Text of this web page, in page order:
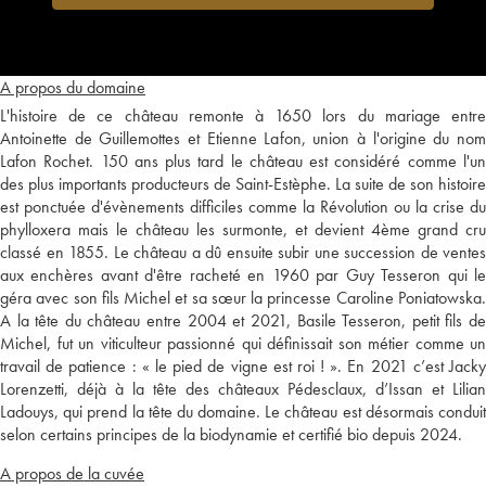
A propos du domaine
L'histoire de ce château remonte à 1650 lors du mariage entre
Antoinette de Guillemottes et Etienne Lafon, union à l'origine du nom
Lafon Rochet. 150 ans plus tard le château est considéré comme l'un
des plus importants producteurs de Saint-Estèphe. La suite de son histoire
est ponctuée d'évènements difficiles comme la Révolution ou la crise du
phylloxera mais le château les surmonte, et devient 4ème grand cru
classé en 1855. Le château a dû ensuite subir une succession de ventes
aux enchères avant d'être racheté en 1960 par Guy Tesseron qui le
géra avec son fils Michel et sa sœur la princesse Caroline Poniatowska.
A la tête du château entre 2004 et 2021, Basile Tesseron, petit fils de
Michel, fut un viticulteur passionné qui définissait son métier comme un
travail de patience : « le pied de vigne est roi ! ». En 2021 c’est Jacky
Lorenzetti, déjà à la tête des châteaux Pédesclaux, d’Issan et Lilian
Ladouys, qui prend la tête du domaine. Le château est désormais conduit
selon certains principes de la biodynamie et certifié bio depuis 2024.
A propos de la cuvée